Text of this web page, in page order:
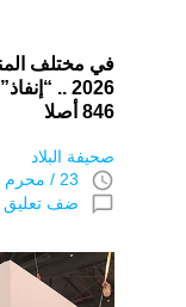
في مختلف
846 أصلا
صحيفة البلاد
access_time 23 / محرم / 1448 هـ 8 يوليو 2026
chat_bubble_outline ضف تعليق